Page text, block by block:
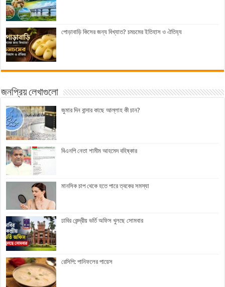
পোড়াবাড়ি কিসের জন্য বিখ্যাত? চমচমের ইতিহাস ও ঐতিহ্য
জনপ্রিয় লেখাগুলো
জুমার দিন বান্দার কাছে আল্লাহ কী চান?
বিএনপি নেতা শামীম আহমেদ বহিষ্কার
মানসিক চাপ থেকে হতে পারে ত্বকের সমস্যা
ঢাবির কেন্দ্রীয় ভর্তি অফিস খুলছে সোমবার
রেসিপি: পানিফলের পায়েস